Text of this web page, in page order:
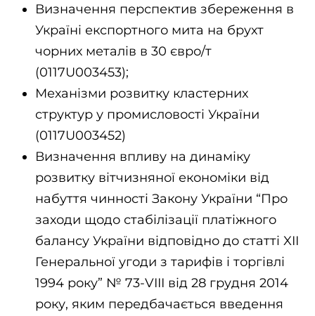
Визначення перспектив збереження в
Україні експортного мита на брухт
чорних металів в 30 євро/т
(0117U003453);
Механізми розвитку кластерних
структур у промисловості України
(0117U003452)
Визначення впливу на динаміку
розвитку вітчизняної економіки від
набуття чинності Закону України “Про
заходи щодо стабілізації платіжного
балансу України відповідно до статті XII
Генеральної угоди з тарифів і торгівлі
1994 року” № 73-VIII від 28 грудня 2014
року, яким передбачається введення